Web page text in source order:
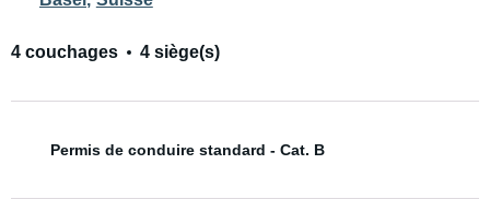
4 couchages 4 siège(s)
Permis de conduire standard - Cat. B